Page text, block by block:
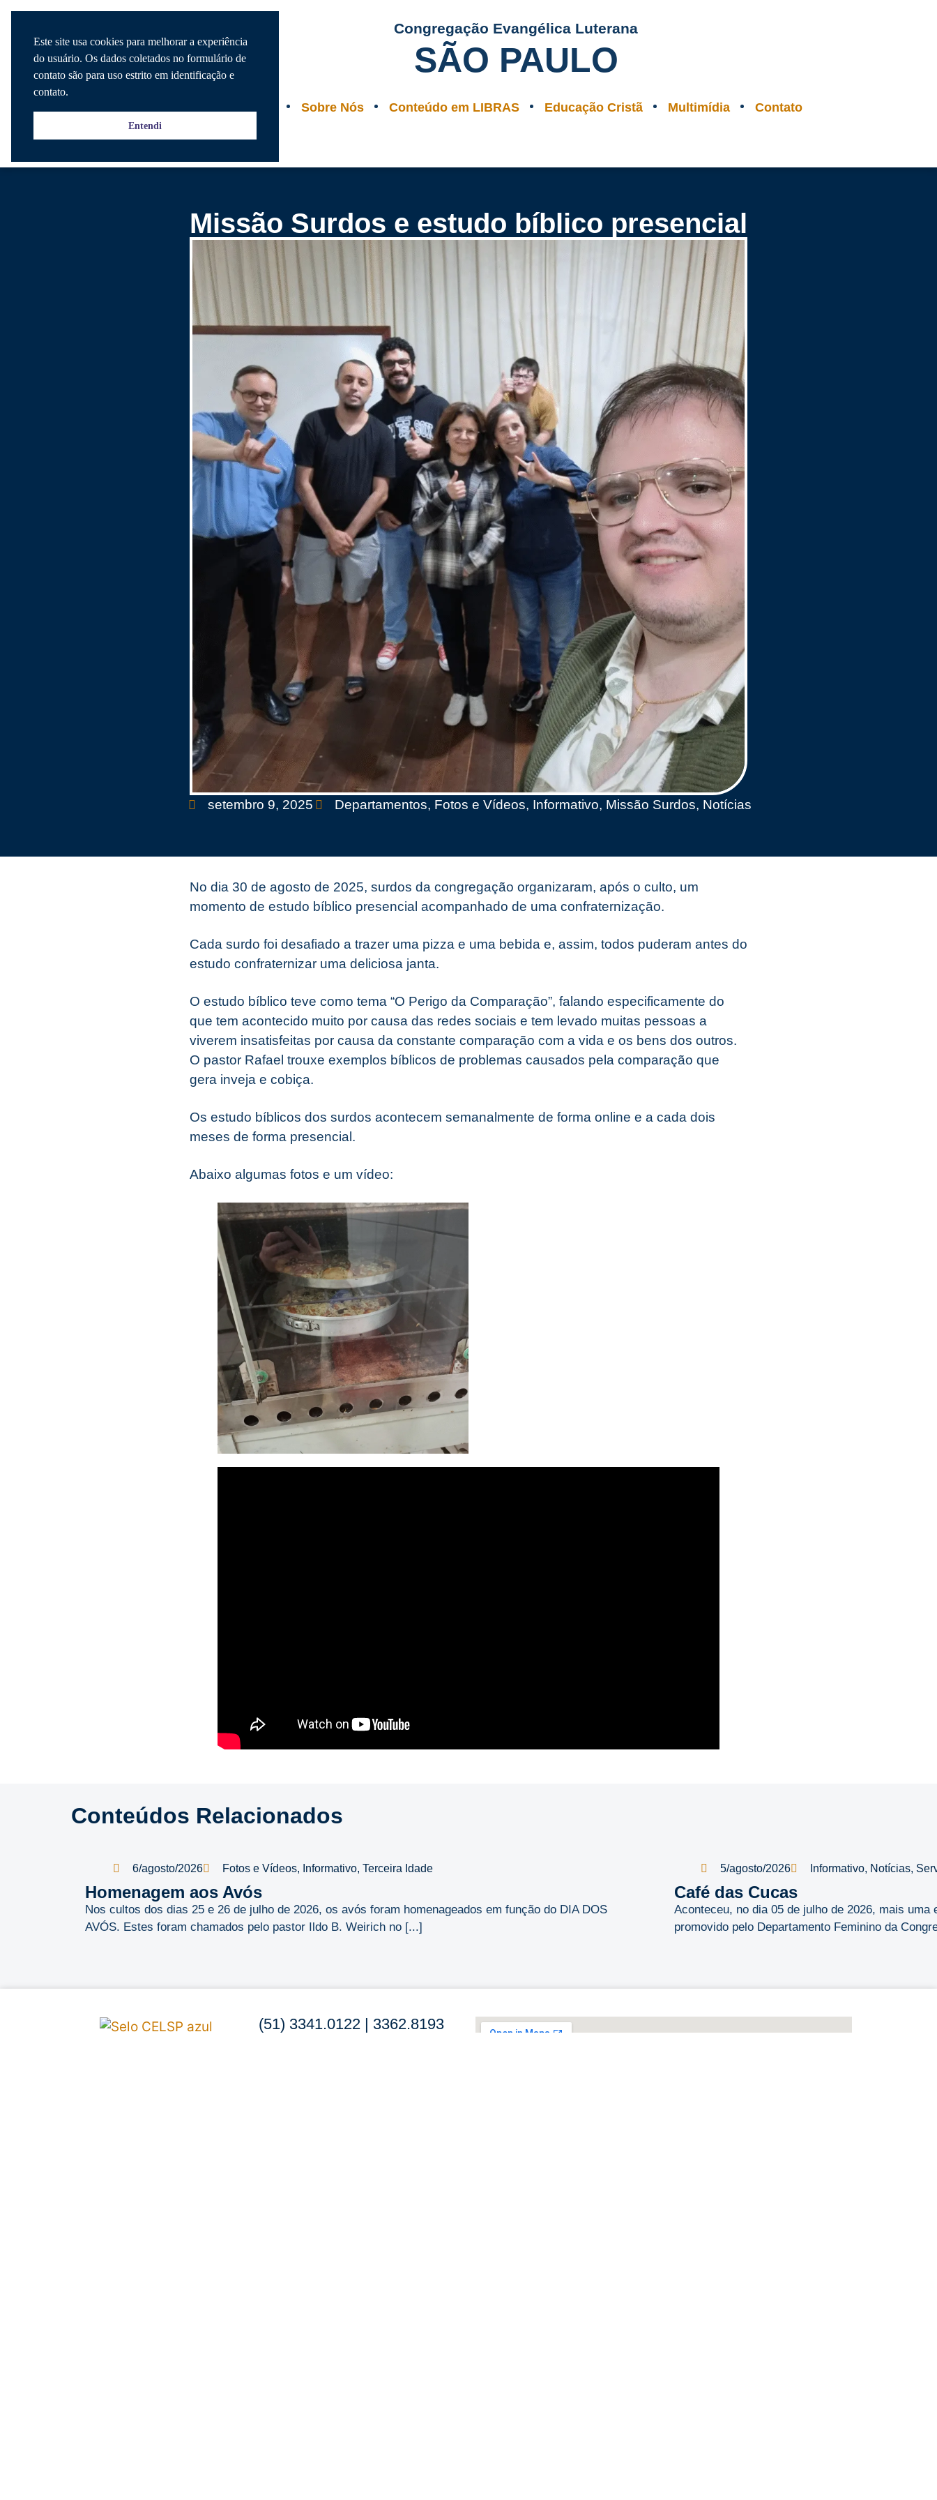
Congregação Evangélica Luterana
SÃO PAULO
Sobre Nós Conteúdo em LIBRAS Educação Cristã Multimídia Contato
Missão Surdos e estudo bíblico presencial
setembro 9, 2025 Departamentos, Fotos e Vídeos, Informativo, Missão Surdos, Notícias
No dia 30 de agosto de 2025, surdos da congregação organizaram, após o culto, um
momento de estudo bíblico presencial acompanhado de uma confraternização.
Cada surdo foi desafiado a trazer uma pizza e uma bebida e, assim, todos puderam antes do
estudo confraternizar uma deliciosa janta.
O estudo bíblico teve como tema “O Perigo da Comparação”, falando especificamente do
que tem acontecido muito por causa das redes sociais e tem levado muitas pessoas a
viverem insatisfeitas por causa da constante comparação com a vida e os bens dos outros.
O pastor Rafael trouxe exemplos bíblicos de problemas causados pela comparação que
gera inveja e cobiça.
Os estudo bíblicos dos surdos acontecem semanalmente de forma online e a cada dois
meses de forma presencial.
Abaixo algumas fotos e um vídeo:
Conteúdos Relacionados
6/agosto/2026 Fotos e Vídeos, Informativo, Terceira Idade
Homenagem aos Avós
Nos cultos dos dias 25 e 26 de julho de 2026, os avós foram homenageados em função do DIA DOS
AVÓS. Estes foram chamados pelo pastor Ildo B. Weirich no [...]
5/agosto/2026 Informativo, Notícias,
Café das Cucas
Aconteceu, no dia 05 de julho de 2026, mais
promovido pelo Departamento Feminino da
(51) 3341.0122 | 3362.8193
Este site usa cookies para melhorar a experiência
do usuário. Os dados coletados no formulário de
contato são para uso estrito em identificação e
contato.
Entendi